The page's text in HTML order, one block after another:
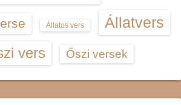
Állatos vers Állatvers
vers Őszi versek